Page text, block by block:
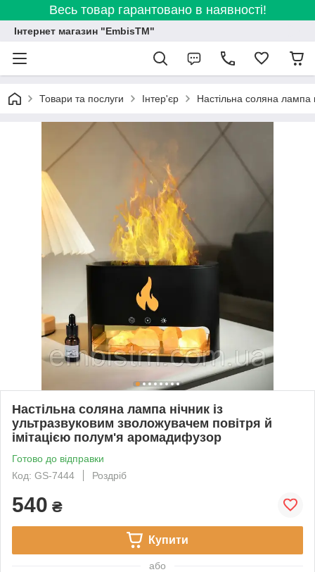
Весь товар гарантовано в наявності!
Інтернет магазин "EmbisTM"
Товари та послуги Інтер'єр Настільна соляна лампа
Настільна соляна лампа нічник із
ультразвуковим зволожувачем повітря й
імітацією полум'я аромадифузор
Готово до відправки
Код: GS-7444
Роздріб
540 ₴
Купити
або